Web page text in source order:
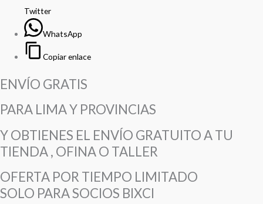
Twitter
WhatsApp
Copiar enlace
ENVÍO GRATIS
PARA LIMA Y PROVINCIAS
Y OBTIENES EL ENVÍO GRATUITO A TU
TIENDA , OFINA O TALLER
OFERTA POR TIEMPO LIMITADO
SOLO PARA SOCIOS BIXCI